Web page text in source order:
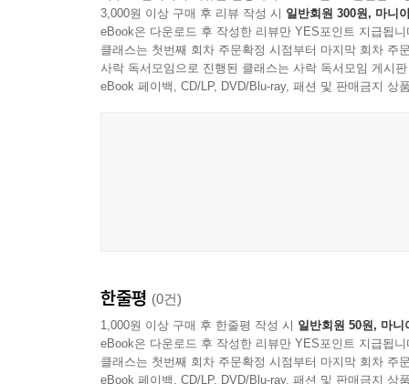
3,000원 이상 구매 후 리뷰 작성 시 일반회원 300원, 마니
eBook은 다운로드 후 작성한 리뷰만 YES포인트 지급됩니
클래스는 첫번째 회차 주문확정 시점부터 마지막 회차 주
사락 독서모임으로 진행된 클래스는 사락 독서모임 게시
eBook 페이백, CD/LP, DVD/Blu-ray, 패션 및 판매금지 상
한줄평 (0건)
1,000원 이상 구매 후 한줄평 작성 시 일반회원 50원, 마니
eBook은 다운로드 후 작성한 리뷰만 YES포인트 지급됩니
클래스는 첫번째 회차 주문확정 시점부터 마지막 회차 주
eBook 페이백, CD/LP, DVD/Blu-ray, 패션 및 판매금지 상